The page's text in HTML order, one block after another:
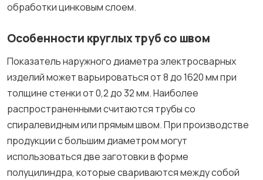
обработки цинковым слоем.
Особенности круглых труб со швом
Показатель наружного диаметра электросварных
изделий может варьироваться от 8 до 1620 мм при
толщине стенки от 0,2 до 32 мм. Наиболее
распространенными считаются трубы со
спиралевидным или прямым швом. При производстве
продукции с большим диаметром могут
использоваться две заготовки в форме
полуцилиндра, которые свариваются между собой